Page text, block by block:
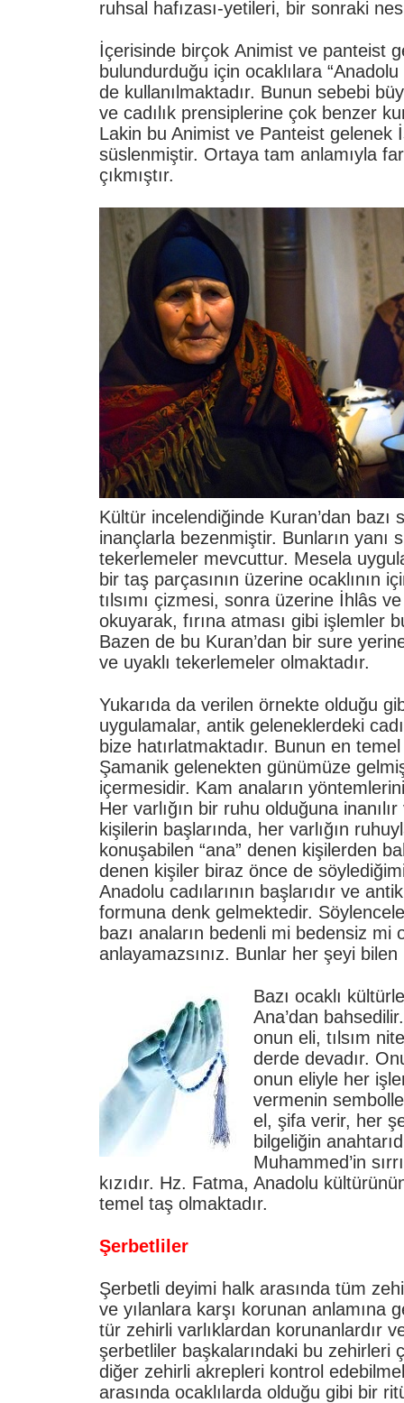
ruhsal hafızası-yetileri, bir sonraki
İçerisinde birçok Animist ve panteist
bulundurduğu için ocaklılara “Anadolu
de kullanılmaktadır. Bunun sebebi
ve cadılık prensiplerine çok benzer
Lakin bu Animist ve Panteist gelenek
süslenmiştir. Ortaya tam anlamıyla
çıkmıştır.
Kültür incelendiğinde Kuran’dan bazı
inançlarla bezenmiştir. Bunların yanı
tekerlemeler mevcuttur. Mesela
bir taş parçasının üzerine ocaklının
tılsımı çizmesi, sonra üzerine İhlâs
okuyarak, fırına atması gibi işlemler
Bazen de bu Kuran’dan bir sure
ve uyaklı tekerlemeler olmaktadır.
Yukarıda da verilen örnekte olduğu
uygulamalar, antik geleneklerdeki
bize hatırlatmaktadır. Bunun en
Şamanik gelenekten günümüze
içermesidir. Kam anaların
Her varlığın bir ruhu olduğuna
kişilerin başlarında, her varlığın
konuşabilen “ana” denen kişilerden
denen kişiler biraz önce de
Anadolu cadılarının başlarıdır ve
formuna denk gelmektedir.
bazı anaların bedenli mi bedensiz mi
anlayamazsınız. Bunlar her şeyi bilen
Bazı ocaklı
Ana’dan
onun eli, tılsım
derde devadır.
onun eliyle her
vermenin
el, şifa verir, her
bilgeliğin
Muhammed’in
kızıdır. Hz. Fatma, Anadolu
temel taş olmaktadır.
Şerbetliler
Şerbetli deyimi halk arasında tüm
ve yılanlara karşı korunan anlamına
tür zehirli varlıklardan korunanlardır
şerbetliler başkalarındaki bu zehirleri
diğer zehirli akrepleri kontrol
arasında ocaklılarda olduğu gibi bir